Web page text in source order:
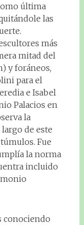
última
las
más
mitad del
y foráneos,
para el
e Isabel
Palacios en
la
de este
Fue
la norma
incluido
conociendo